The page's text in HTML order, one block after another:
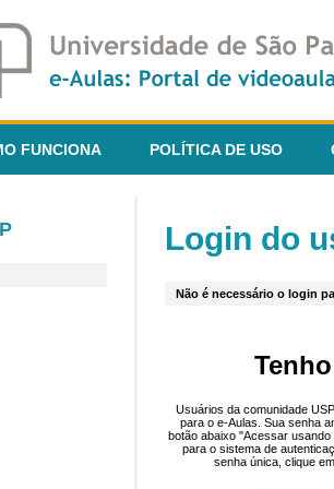
FUNCIONA POLÍTICA DE USO
Login do
Não é necessário o login
Usuários da comunidade
para o e-Aulas. Sua senha
botão abaixo "Acessar
para o sistema de
senha única, clique